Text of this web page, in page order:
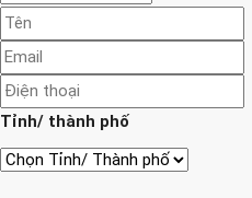
Tỉnh/ thành phố